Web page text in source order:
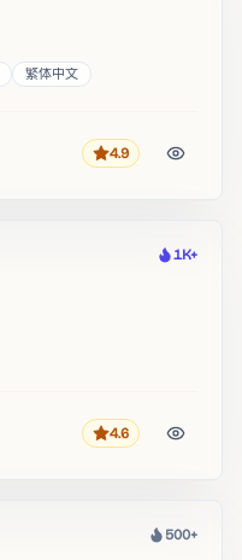
繁体中文
评分4.9
热度
1K+
评分4.6
热度
500+